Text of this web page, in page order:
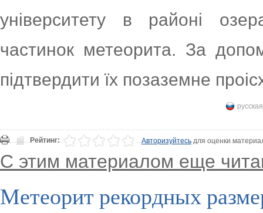
університету в районі
частинок метеорита. За
підтвердити їх позаземне
Рейтинг: Авторизуйтесьдля оценки
С этим материалом еще
Метеорит рекордных